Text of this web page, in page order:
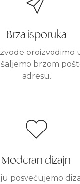
Brza isporuka
proizvodimo
brzom
adresu.
Moderan dizajn
posvećujemo